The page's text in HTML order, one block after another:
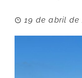
19 de abril de